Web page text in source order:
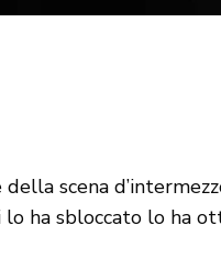
scena
lo ha sbloccato lo